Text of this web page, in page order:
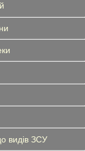
видів ЗСУ